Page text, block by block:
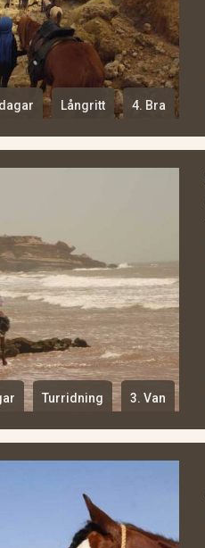
Långritt 4. Bra
Turridning 3. Van